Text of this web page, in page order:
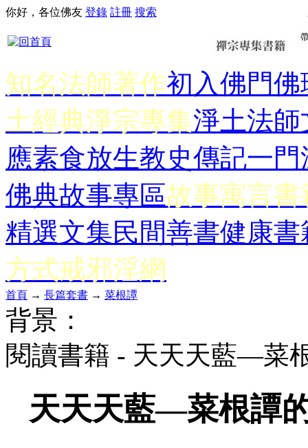
你好，各位佛友 登錄 註冊 搜索
知名法師著作初入佛門佛
土經典淨宗專集淨土法師
應素食放生教史傳記一門
佛典故事專區故事寓言書
精選文集民間善書健康書
方式戒邪淫網
首頁 → 長篇套書 → 菜根譚
背景：
閱讀書籍 - 天天天藍—菜
天天天藍—菜根譚